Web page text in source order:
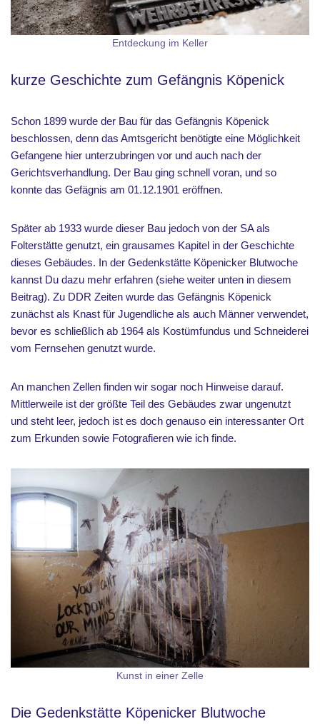
Entdeckung im Keller
kurze Geschichte zum Gefängnis Köpenick
Schon 1899 wurde der Bau für das Gefängnis Köpenick
beschlossen, denn das Amtsgericht benötigte eine Möglichkeit
Gefangene hier unterzubringen vor und auch nach der
Gerichtsverhandlung. Der Bau ging schnell voran, und so
konnte das Gefägnis am 01.12.1901 eröffnen.
Später ab 1933 wurde dieser Bau jedoch von der SA als
Folterstätte genutzt, ein grausames Kapitel in der Geschichte
dieses Gebäudes. In der Gedenkstätte Köpenicker Blutwoche
kannst Du dazu mehr erfahren (siehe weiter unten in diesem
Beitrag). Zu DDR Zeiten wurde das Gefängnis Köpenick
zunächst als Knast für Jugendliche als auch Männer verwendet,
bevor es schließlich ab 1964 als Kostümfundus und Schneiderei
vom Fernsehen genutzt wurde.
An manchen Zellen finden wir sogar noch Hinweise darauf.
Mittlerweile ist der größte Teil des Gebäudes zwar ungenutzt
und steht leer, jedoch ist es doch genauso ein interessanter Ort
zum Erkunden sowie Fotografieren wie ich finde.
Kunst in einer Zelle
Die Gedenkstätte Köpenicker Blutwoche